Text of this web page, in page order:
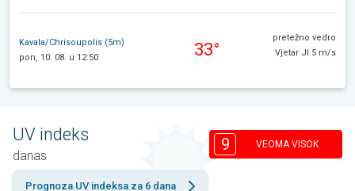
Kavala/Chrisoupolis (5m)
pon, 10. 08. u 12:50
33°
pretežno vedro
Vjetar JI 5 m/s
UV indeks
danas
9 VEOMA VISOK
Prognoza UV indeksa za 6 dana